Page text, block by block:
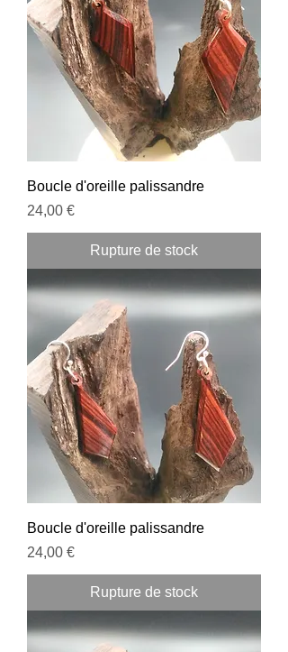
Boucle d'oreille palissandre
Prix
24,00 €
Rupture de stock
Boucle d'oreille palissandre
Prix
24,00 €
Rupture de stock